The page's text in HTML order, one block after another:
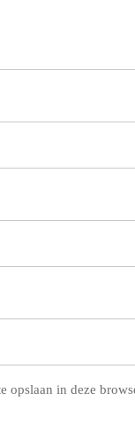
opslaan in deze